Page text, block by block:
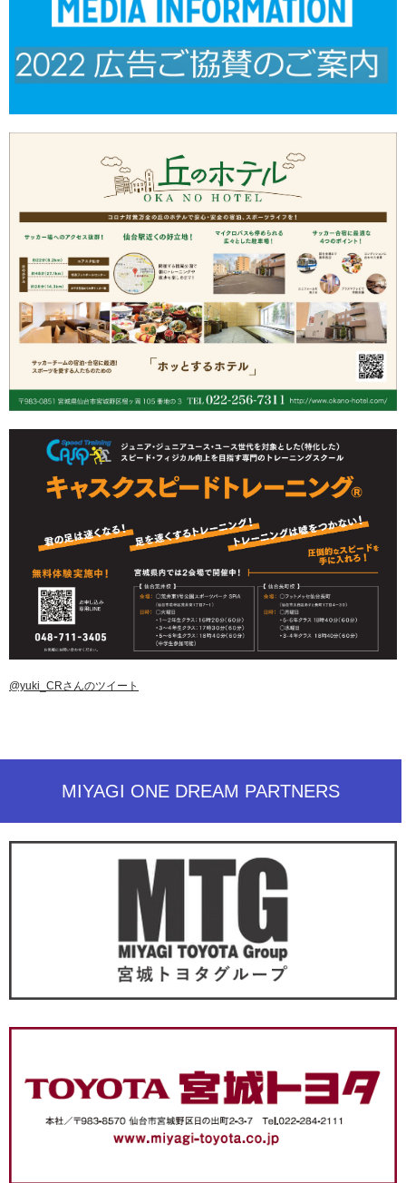
@yuki_CRさんのツイート
MIYAGI ONE DREAM PARTNERS